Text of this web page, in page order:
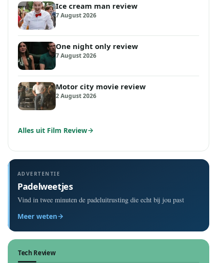
Ice cream man review
7 August 2026
One night only review
7 August 2026
Motor city movie review
2 August 2026
Alles uit Film Review
ADVERTENTIE
Padelweetjes
Vind in twee minuten de padeluitrusting die echt bij jou past
Meer weten
Tech Review